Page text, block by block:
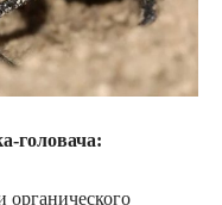
головача:
органического